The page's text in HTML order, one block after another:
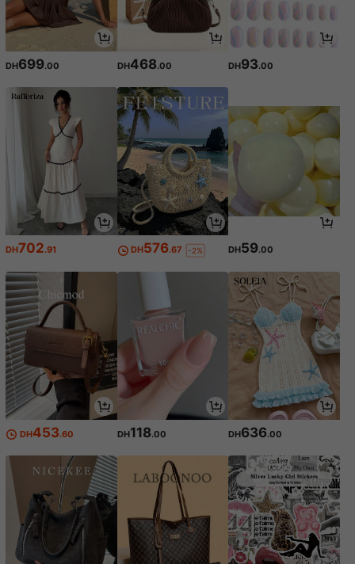
DH699.00 DH468.00 DH93.00
DH702.91 DH576.67 -2% DH59.00
DH453.60 DH118.00 DH636.00